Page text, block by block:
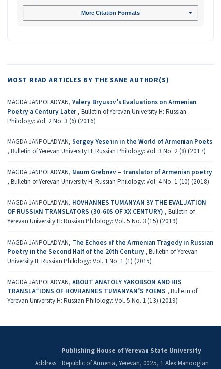
More Citation Formats
MOST READ ARTICLES BY THE SAME AUTHOR(S)
MAGDA JANPOLADYAN, Valery Bryusov’s Evaluations on Armenian
Poetry a Century Later , Bulletin of Yerevan University H: Russian
Philology: Vol. 2 No. 3 (6) (2016)
MAGDA JANPOLADYAN, Sergey Yesenin in the World of Armenian Poets
, Bulletin of Yerevan University H: Russian Philology: Vol. 3 No. 2 (8) (2017)
MAGDA JANPOLADYAN, Naum Grebnev – translator of Armenian poetry
, Bulletin of Yerevan University H: Russian Philology: Vol. 4 No. 1 (10) (2018)
MAGDA JANPOLADYAN, HOVHANNES TUMANYAN BY THE EVALUATION
OF RUSSIAN TRANSLATORS (30-60S OF XX CENTURY) , Bulletin of
Yerevan University H: Russian Philology: Vol. 5 No. 3 (15) (2019)
MAGDA JANPOLADYAN, The Echoes of the Armenian Tragedy in Russian
Poetry in the Second Half of the 20th Century , Bulletin of Yerevan
University H: Russian Philology: Vol. 1 No. 1 (1) (2015)
MAGDA JANPOLADYAN, ABOUT ANATOLY YAKOBSON AND HIS
TRANSLATIONS OF HOVHANNES TUMANYAN’S POEMS , Bulletin of
Yerevan University H: Russian Philology: Vol. 5 No. 1 (13) (2019)
Publishing House of Yerevan State University
Address : Republic of Armenia, Yerevan, 0025, 1 Alex Manoogian